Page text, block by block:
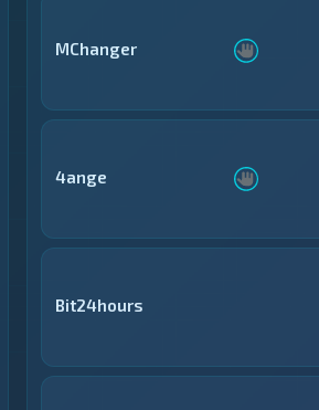
MChanger
4ange
Bit24hours